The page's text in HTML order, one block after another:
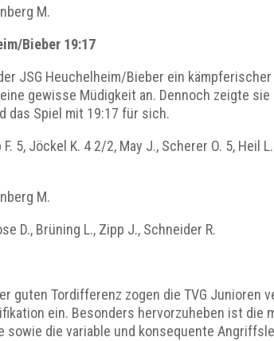
M.
Bieber 19:17
JSG Heuchelheim/Bieber ein kämpferischer
gewisse Müdigkeit an. Dennoch zeigte sie
das Spiel mit 19:17 für sich.
5, Jöckel K. 4 2/2, May J., Scherer O. 5, Heil
M.
D., Brüning L., Zipp J., Schneider R.
guten Tordifferenz zogen die TVG Junioren
ein. Besonders hervorzuheben ist die
sowie die variable und konsequente